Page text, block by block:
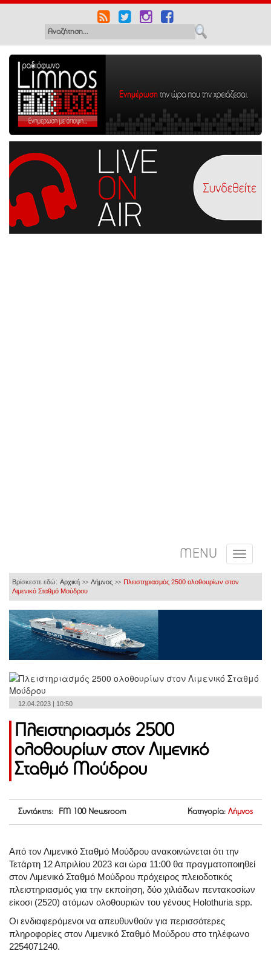
MENU
Βρίσκεστε εδώ: Αρχική >> Λήμνος >> Πλειστηριασμός 2500 ολοθουρίων στον
Λιμενικό Σταθμό Μούδρου
12.04.2023 | 10:50
Πλειστηριασμός 2500
ολοθουρίων στον Λιμενικό
Σταθμό Μούδρου
Συντάκτης: FM 100 Newsroom Κατηγορία: Λήμνος
Από τον Λιμενικό Σταθμό Μούδρου ανακοινώνεται ότι την
Τετάρτη 12 Απριλίου 2023 και ώρα 11:00 θα πραγματοποιηθεί
στον Λιμενικό Σταθμό Μούδρου πρόχειρος πλειοδοτικός
πλειστηριασμός για την εκποίηση, δύο χιλιάδων πεντακοσίων
είκοσι (2520) ατόμων ολοθουριών του γένους Holothuria spp.
Οι ενδιαφερόμενοι να απευθυνθούν για περισσότερες
πληροφορίες στον Λιμενικό Σταθμό Μούδρου στο τηλέφωνο
2254071240.